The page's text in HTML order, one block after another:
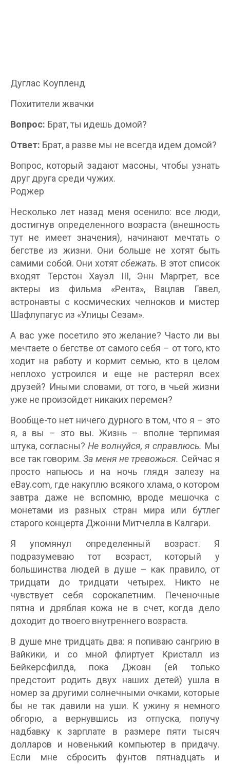
Дуглас Коупленд
Похитители жвачки
Вопрос: Брат, ты идешь домой?
Ответ: Брат, а разве мы не всегда идем домой?
Вопрос, который задают масоны, чтобы узнать
друг друга среди чужих.
Роджер
Несколько лет назад меня осенило: все люди,
достигнув определенного возраста (внешность
тут не имеет значения), начинают мечтать о
бегстве из жизни. Они больше не хотят быть
самими собой. Они хотят сбежать. В этот список
входят Терстон Хауэл III, Энн Маргрет, все
актеры из фильма «Рента», Вацлав Гавел,
астронавты с космических челноков и мистер
Шафлупагус из «Улицы Сезам».
А вас уже посетило это желание? Часто ли вы
мечтаете о бегстве от самого себя – от того, кто
ходит на работу и кормит семью, кто в целом
неплохо устроился и еще не растерял всех
друзей? Иными словами, от того, в чьей жизни
уже не произойдет никаких перемен?
Вообще-то нет ничего дурного в том, что я – это
я, а вы – это вы. Жизнь – вполне терпимая
штука, согласны? Не волнуйся, я справлюсь. Мы
все так говорим. За меня не тревожься. Сейчас я
просто напьюсь и на ночь глядя залезу на
eBay.com, где накуплю всякого хлама, о котором
завтра даже не вспомню, вроде мешочка с
монетами из разных стран мира или бутлег
старого концерта Джонни Митчелла в Калгари.
Я упомянул определенный возраст. Я
подразумеваю тот возраст, который у
большинства людей в душе – как правило, от
тридцати до тридцати четырех. Никто не
чувствует себя сорокалетним. Печеночные
пятна и дряблая кожа не в счет, когда дело
доходит до твоего внутреннего возраста.
В душе мне тридцать два: я попиваю сангрию в
Вайкики, и со мной флиртует Кристалл из
Бейкерсфилда, пока Джоан (ей только
предстоит родить двух наших детей) ушла в
номер за другими солнечными очками, которые
бы не так давили на уши. К ужину я немного
обгорю, а вернувшись из отпуска, получу
надбавку к зарплате в размере пяти тысяч
долларов и новенький компьютер в придачу.
Если мне сбросить фунтов пятнадцать и